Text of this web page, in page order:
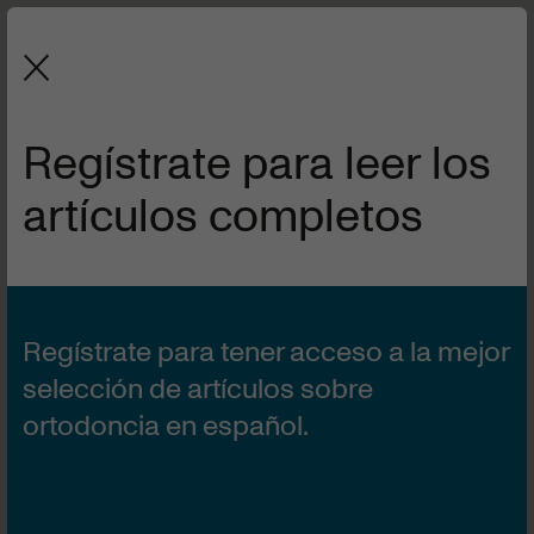
de Ortodoncia y Ortopedia Dentofacial.
Editorial
Regístrate para leer los
artículos completos
Regístrate para tener acceso a la mejor
selección de artículos sobre
ortodoncia en español.